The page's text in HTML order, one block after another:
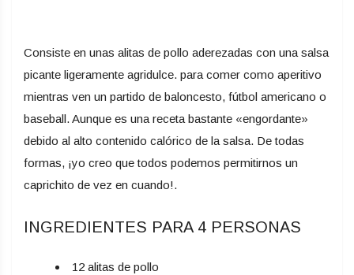
Consiste en unas alitas de pollo aderezadas con una salsa
picante ligeramente agridulce. para comer como aperitivo
mientras ven un partido de baloncesto, fútbol americano o
baseball. Aunque es una receta bastante «engordante»
debido al alto contenido calórico de la salsa. De todas
formas, ¡yo creo que todos podemos permitirnos un
caprichito de vez en cuando!.
INGREDIENTES PARA 4 PERSONAS
12 alitas de pollo